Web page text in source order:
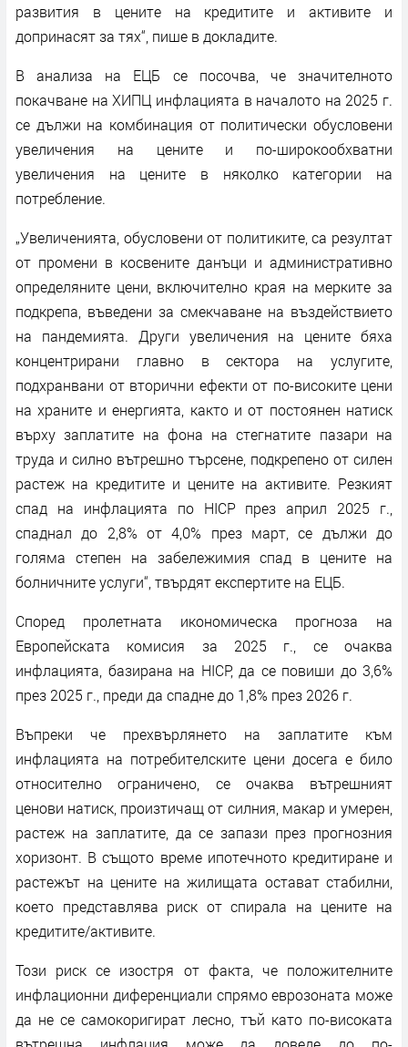
развития в цените на кредитите и активите и
допринасят за тях“, пише в докладите.
В анализа на ЕЦБ се посочва, че значителното
покачване на ХИПЦ инфлацията в началото на 2025 г.
се дължи на комбинация от политически обусловени
увеличения на цените и по-широкообхватни
увеличения на цените в няколко категории на
потребление.
„Увеличенията, обусловени от политиките, са резултат
от промени в косвените данъци и административно
определяните цени, включително края на мерките за
подкрепа, въведени за смекчаване на въздействието
на пандемията. Други увеличения на цените бяха
концентрирани главно в сектора на услугите,
подхранвани от вторични ефекти от по-високите цени
на храните и енергията, както и от постоянен натиск
върху заплатите на фона на стегнатите пазари на
труда и силно вътрешно търсене, подкрепено от силен
растеж на кредитите и цените на активите. Резкият
спад на инфлацията по HICP през април 2025 г.,
спаднал до 2,8% от 4,0% през март, се дължи до
голяма степен на забележимия спад в цените на
болничните услуги“, твърдят експертите на ЕЦБ.
Според пролетната икономическа прогноза на
Европейската комисия за 2025 г., се очаква
инфлацията, базирана на HICP, да се повиши до 3,6%
през 2025 г., преди да спадне до 1,8% през 2026 г.
Въпреки че прехвърлянето на заплатите към
инфлацията на потребителските цени досега е било
относително ограничено, се очаква вътрешният
ценови натиск, произтичащ от силния, макар и умерен,
растеж на заплатите, да се запази през прогнозния
хоризонт. В същото време ипотечното кредитиране и
растежът на цените на жилищата остават стабилни,
което представлява риск от спирала на цените на
кредитите/активите.
Този риск се изостря от факта, че положителните
инфлационни диференциали спрямо еврозоната може
да не се самокоригират лесно, тъй като по-високата